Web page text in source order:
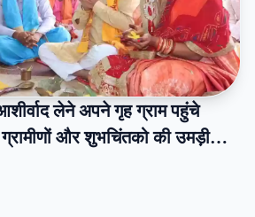
लेने अपने गृह ग्राम पहुंचे
ग्रामीणों और शुभचिंतको की उमड़ी